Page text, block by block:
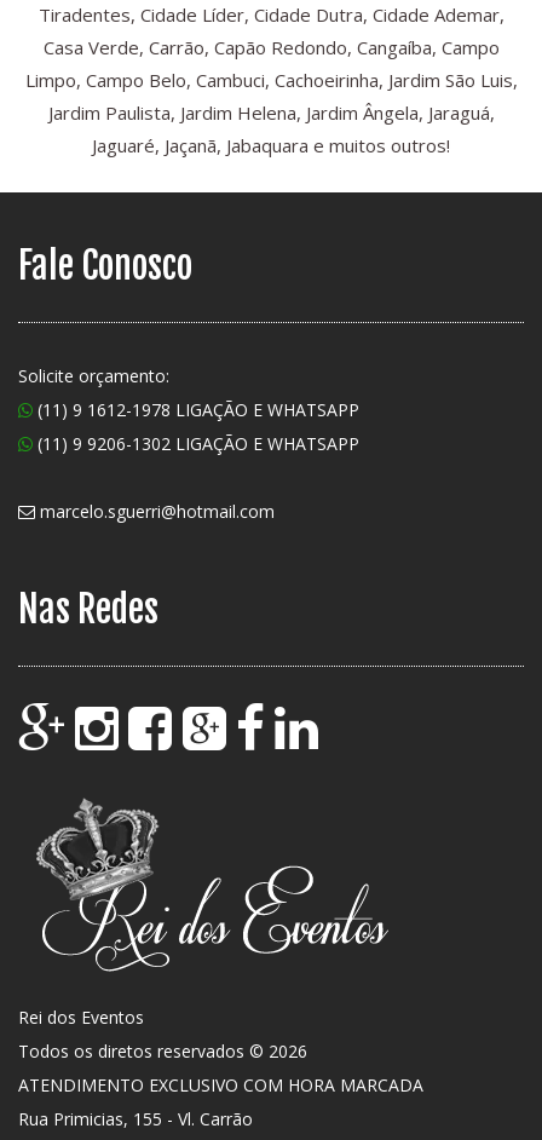
Tiradentes, Cidade Líder, Cidade Dutra, Cidade Ademar,
Casa Verde, Carrão, Capão Redondo, Cangaíba, Campo
Limpo, Campo Belo, Cambuci, Cachoeirinha, Jardim São Luis,
Jardim Paulista, Jardim Helena, Jardim Ângela, Jaraguá,
Jaguaré, Jaçanã, Jabaquara e muitos outros!
Fale Conosco
Solicite orçamento:
(11) 9 1612-1978 LIGAÇÃO E WHATSAPP
(11) 9 9206-1302 LIGAÇÃO E WHATSAPP
marcelo.sguerri@hotmail.com
Nas Redes
Rei dos Eventos
Todos os diretos reservados © 2026
ATENDIMENTO EXCLUSIVO COM HORA MARCADA
Rua Primicias, 155 - Vl. Carrão